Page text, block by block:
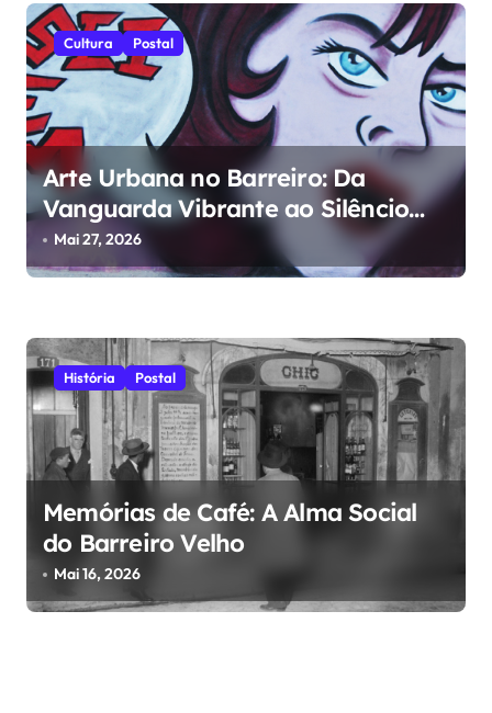
g
o
s
Cultura Postal
Arte Urbana no Barreiro: Da
Vanguarda Vibrante ao Silêncio
dos Muros
Mai 27, 2026
História Postal
Memórias de Café: A Alma Social
do Barreiro Velho
Mai 16, 2026